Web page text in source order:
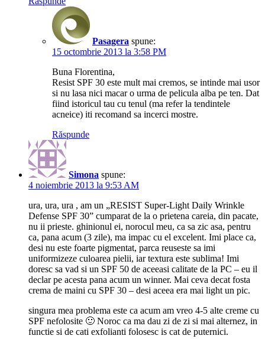
Pasagera spune:
15 octombrie 2013 la 3:58 PM
Buna Florentina,
Resist SPF 30 este mult mai cremos, se intinde mai usor
si nu lasa nici macar o urma de pelicula alba pe ten. Dat
fiind istoricul tau cu tenul (ma refer la tendintele
acneice) iti recomand sa incerci mostre.
Răspunde
Simona spune:
4 noiembrie 2013 la 9:53 AM
ura, ura, ura , am un „RESIST Super-Light Daily Wrinkle
Defense SPF 30” cumparat de la o prietena careia, din pacate,
nu ii prieste. ghinionul ei, norocul meu, ca sa zic asa, pentru
ca, pana acum (3 zile), ma impac cu el excelent. Imi place ca,
desi nu este foarte pigmentat, parca reuseste sa imi
uniformizeze culoarea pielii, iar textura este sublima! Imi
doresc sa vad si un SPF 50 de aceeasi calitate de la PC – eu il
declar pe acesta pana acum un winner. Mai ceva decat fosta
crema de maini cu SPF 30 – desi aceea era mai light un pic.
singura mea problema este ca acum am vreo 4-5 alte creme cu
SPF nefolosite 🙂 Noroc ca ma dau zi de zi si mai alternez, in
functie si de cati exfolianti folosesc is cat de puternici.